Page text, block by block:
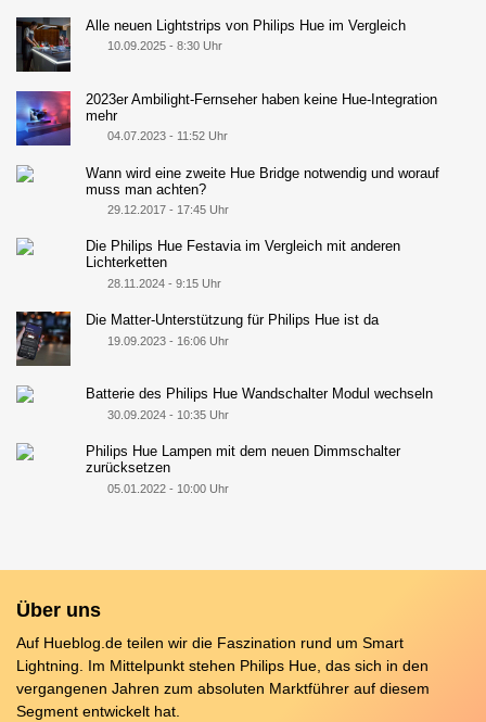
Alle neuen Lightstrips von Philips Hue im Vergleich
10.09.2025 - 8:30 Uhr
2023er Ambilight-Fernseher haben keine Hue-Integration
mehr
04.07.2023 - 11:52 Uhr
Wann wird eine zweite Hue Bridge notwendig und worauf
muss man achten?
29.12.2017 - 17:45 Uhr
Die Philips Hue Festavia im Vergleich mit anderen
Lichterketten
28.11.2024 - 9:15 Uhr
Die Matter-Unterstützung für Philips Hue ist da
19.09.2023 - 16:06 Uhr
Batterie des Philips Hue Wandschalter Modul wechseln
30.09.2024 - 10:35 Uhr
Philips Hue Lampen mit dem neuen Dimmschalter
zurücksetzen
05.01.2022 - 10:00 Uhr
Über uns
Auf Hueblog.de teilen wir die Faszination rund um Smart
Lightning. Im Mittelpunkt stehen Philips Hue, das sich in den
vergangenen Jahren zum absoluten Marktführer auf diesem
Segment entwickelt hat.